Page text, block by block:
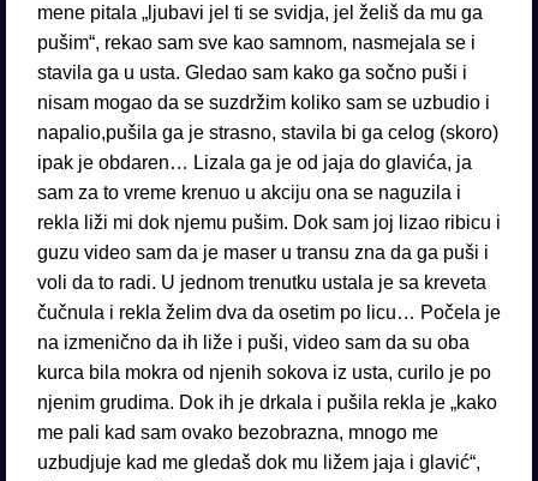
mene pitala „ljubavi jel ti se svidja, jel želiš da mu ga
pušim“, rekao sam sve kao samnom, nasmejala se i
stavila ga u usta. Gledao sam kako ga sočno puši i
nisam mogao da se suzdržim koliko sam se uzbudio i
napalio,pušila ga je strasno, stavila bi ga celog (skoro)
ipak je obdaren… Lizala ga je od jaja do glavića, ja
sam za to vreme krenuo u akciju ona se naguzila i
rekla liži mi dok njemu pušim. Dok sam joj lizao ribicu i
guzu video sam da je maser u transu zna da ga puši i
voli da to radi. U jednom trenutku ustala je sa kreveta
čučnula i rekla želim dva da osetim po licu… Počela je
na izmenično da ih liže i puši, video sam da su oba
kurca bila mokra od njenih sokova iz usta, curilo je po
njenim grudima. Dok ih je drkala i pušila rekla je „kako
me pali kad sam ovako bezobrazna, mnogo me
uzbudjuje kad me gledaš dok mu ližem jaja i glavić“,